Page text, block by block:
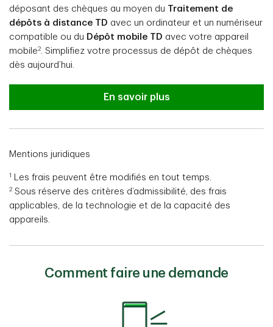
déposant des chèques au moyen du Traitement de
dépôts à distance TD avec un ordinateur et un numériseur
compatible ou du Dépôt mobile TD avec votre appareil
mobile2
. Simplifiez votre processus de dépôt de chèques
dès aujourd’hui.
En savoir plus
Mentions juridiques
1 Les frais peuvent être modifiés en tout temps.
2 Sous réserve des critères d’admissibilité, des frais
applicables, de la technologie et de la capacité des
appareils.
Comment faire une demande